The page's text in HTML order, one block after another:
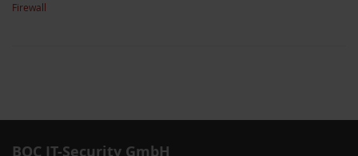
Firewall
o
BOC IT-Security GmbH